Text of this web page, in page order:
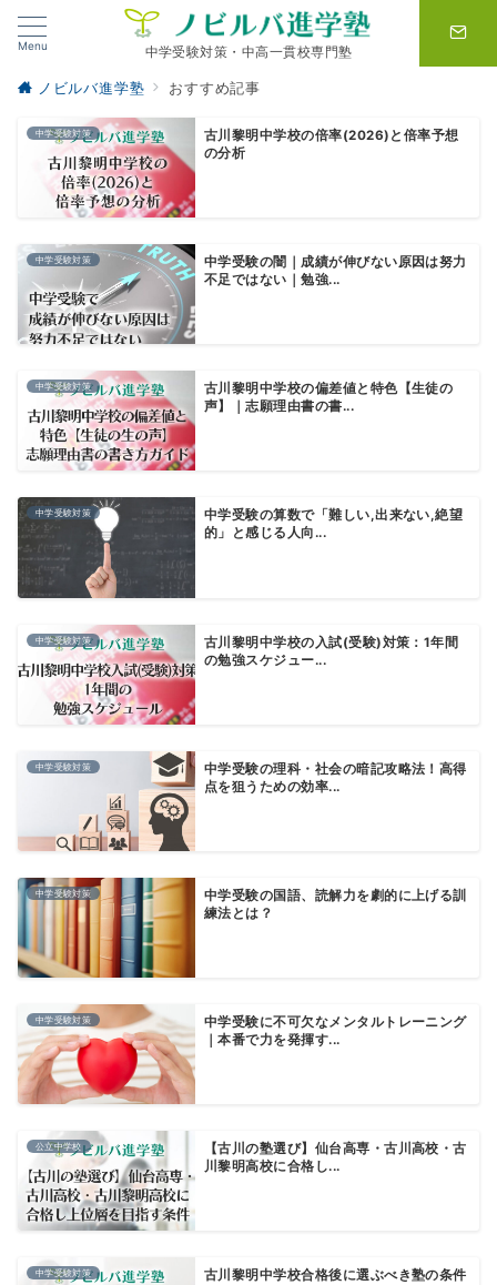
Menu 中学受験対策・中高一貫校専門塾
ノビルバ進学塾 おすすめ記事
中学受験対策
古川黎明中学校の倍率(2026)と倍率予想
の分析
中学受験対策
中学受験の闇｜成績が伸びない原因は努力
不足ではない｜勉強...
中学受験対策
古川黎明中学校の偏差値と特色【生徒の
声】｜志願理由書の書...
中学受験対策
中学受験の算数で「難しい,出来ない,絶望
的」と感じる人向...
中学受験対策
古川黎明中学校の入試(受験)対策：1年間
の勉強スケジュー...
中学受験対策
中学受験の理科・社会の暗記攻略法！高得
点を狙うための効率...
中学受験対策
中学受験の国語、読解力を劇的に上げる訓
練法とは？
中学受験対策
中学受験に不可欠なメンタルトレーニング
｜本番で力を発揮す...
公立中学校
【古川の塾選び】仙台高専・古川高校・古
川黎明高校に合格し...
中学受験対策 古川黎明中学校合格後に選ぶべき塾の条件